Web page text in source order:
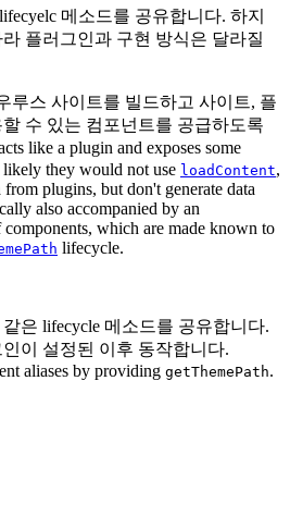
메소드를 공유합니다. 하지
플러그인과 구현 방식은 달라질
루스 사이트를 빌드하고 사이트, 플
수 있는 컴포넌트를 공급하도록
like a plugin and exposes some
they would not use loadContent,
plugins, but don't generate data
also accompanied by an
which are made known to
lifecycle.
은 lifecycle 메소드를 공유합니다.
이 설정된 이후 동작합니다.
aliases by providing getThemePath.